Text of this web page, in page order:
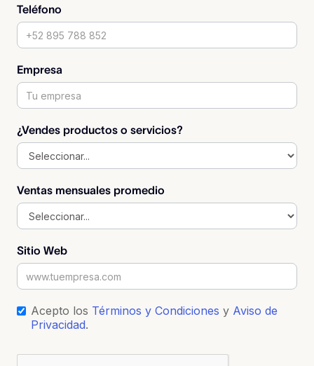
Teléfono
Empresa
¿Vendes productos o servicios?
Ventas mensuales promedio
Sitio Web
Acepto los Términos y Condiciones y Aviso de
Privacidad.